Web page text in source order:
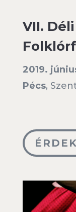
VII.
2019.
Pécs,